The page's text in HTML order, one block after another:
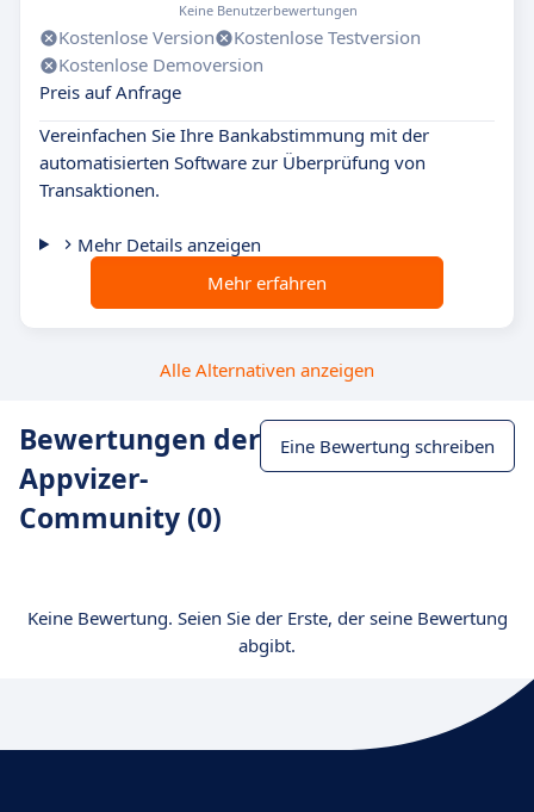
Keine Benutzerbewertungen
Kostenlose Version
Kostenlose Testversion
Kostenlose Demoversion
Preis auf Anfrage
Vereinfachen Sie Ihre Bankabstimmung mit der
automatisierten Software zur Überprüfung von
Transaktionen.
Mehr Details anzeigen
Mehr erfahren
Alle Alternativen anzeigen
Bewertungen der
Appvizer-
Community (0)
Eine Bewertung schreiben
Keine Bewertung. Seien Sie der Erste, der seine Bewertung
abgibt.